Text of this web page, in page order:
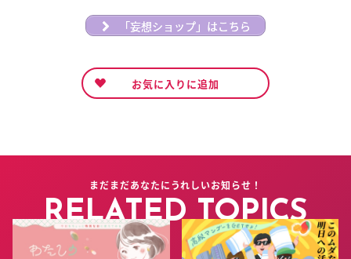
「妄想ショップ」はこちら
お気に入りに追加
まだまだあなたにうれしいお知らせ！
RELATED TOPICS